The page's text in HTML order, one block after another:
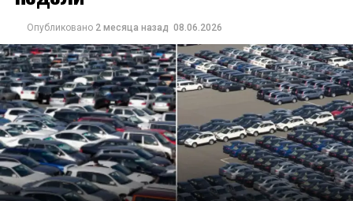
Опубликовано 2 месяца назад 08.06.2026